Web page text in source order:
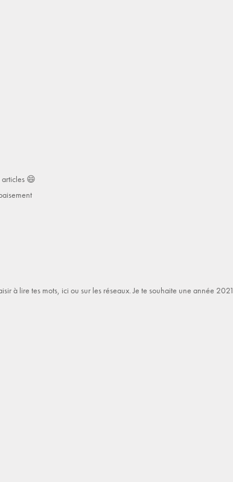
articles 😄
à lire tes mots, ici ou sur les réseaux. Je te souhaite une année 2021